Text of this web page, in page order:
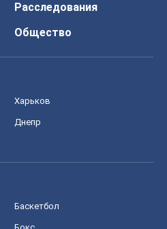
Расследования
Общество
Харьков
Днепр
Баскетбол